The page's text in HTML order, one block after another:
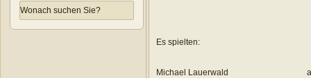
Es spielten:
Michael Lauerwald